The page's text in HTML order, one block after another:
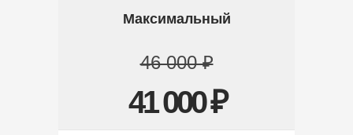
Максимальный
46 000 ₽
41 000 ₽